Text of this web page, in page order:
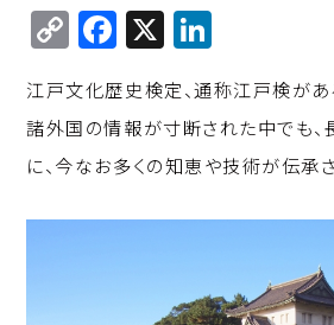
C
o
p
y
Li
n
F
a
c
e
b
o
X
n
k
e
d
I
江戸文化歴史検定、通称江戸検があ
諸外国の情報が寸断された中でも、
に、今なお多くの知恵や技術が伝承